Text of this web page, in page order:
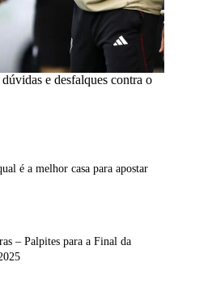
e desfalques contra o
é a melhor casa para apostar
– Palpites para a Final da